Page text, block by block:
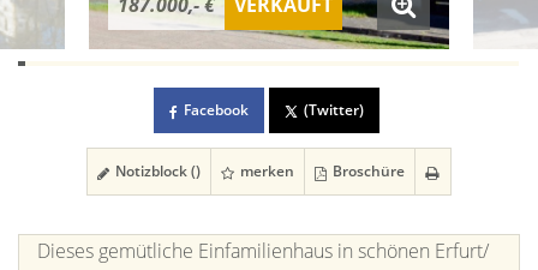
Facebook (Twitter)
Notizblock () merken Broschüre
Dieses gemütliche Einfamilienhaus in schönen Erfurt/